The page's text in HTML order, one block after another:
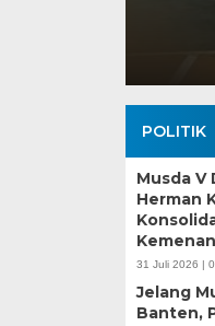
POLITIK
Musda V
Herman
31 Juli 2026 |
Jelang
Banten,